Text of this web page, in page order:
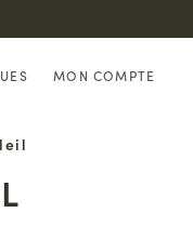
MON COMPTE